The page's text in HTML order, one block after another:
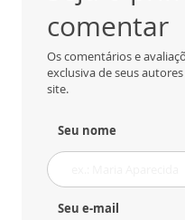
comentar
Os comentários e
exclusiva de seus
site.
Seu nome
Seu e-mail